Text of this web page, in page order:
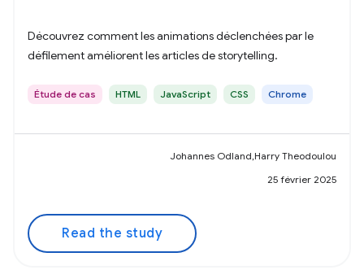
Découvrez comment les animations déclenchées par le
défilement améliorent les articles de storytelling.
Étude de cas HTML JavaScript CSS Chrome
Johannes Odland,Harry Theodoulou
25 février 2025
Read the study